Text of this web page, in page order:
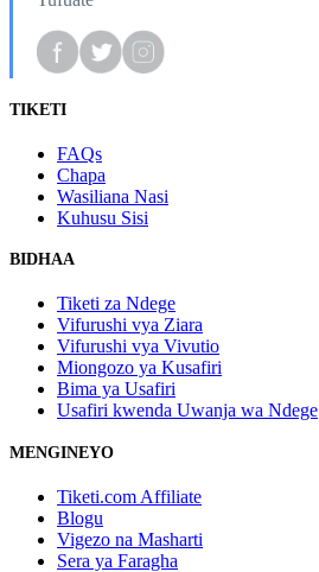
TIKETI
FAQs
Chapa
Wasiliana Nasi
Kuhusu Sisi
BIDHAA
Tiketi za Ndege
Vifurushi vya Ziara
Vifurushi vya Vivutio
Miongozo ya Kusafiri
Bima ya Usafiri
Usafiri kwenda Uwanja wa Ndege
MENGINEYO
Tiketi.com Affiliate
Blogu
Vigezo na Masharti
Sera ya Faragha